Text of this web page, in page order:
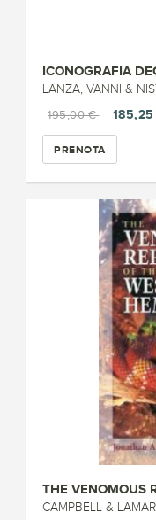
ICONOGRAFIA
LANZA, VANNI &
195,00 €
PRENOTA
THE VENOMOUS
CAMPBELL &